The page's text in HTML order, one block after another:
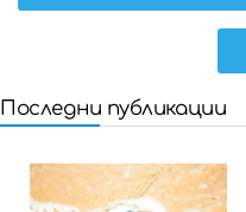
Последни публикации